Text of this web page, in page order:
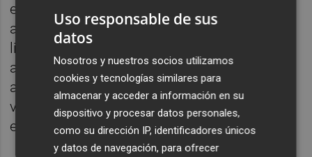
equipados con sistemas de aspersión de
alta presión capaces de lanzar hasta 1.000
litros por minuto. Su principal función es
actuar de forma preventiva, activándose
antes de que el fuego alcance zonas
vulnerables para humedecer la vegetación y
el suelo.
Uso responsable de sus
datos
Nosotros y nuestros socios utilizamos
cookies y tecnologías similares para
almacenar y acceder a información en su
dispositivo y procesar datos personales,
como su dirección IP, identificadores únicos
y datos de navegación, para ofrecer